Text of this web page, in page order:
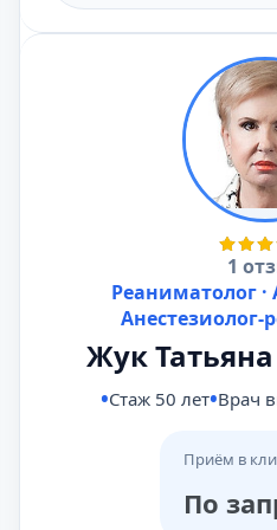
1
Реаниматолог ·
Анестезиолог-
Жук
Стаж 50 лет Врач
Приём в
По